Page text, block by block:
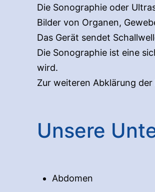
Die Sonographie oder
Bilder von Organen,
Das Gerät sendet
Die Sonographie ist eine
wird.
Zur weiteren Abklärung
Unsere
Abdomen